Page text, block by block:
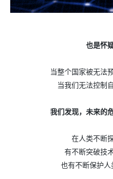
也是怀
当整个国家被无法
当我们无法控制
我们发现，未来的
在人类不断
有不断突破技
也有不断保护人